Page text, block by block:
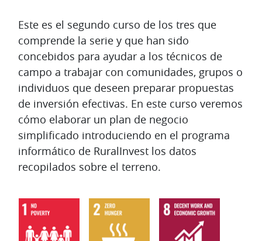
Diagrama de temas
Este es el segundo curso de los tres que
comprende la serie y que han sido
concebidos para ayudar a los técnicos de
campo a trabajar con comunidades, grupos o
individuos que deseen preparar propuestas
de inversión efectivas. En este curso veremos
cómo elaborar un plan de negocio
simplificado introduciendo en el programa
informático de RuralInvest los datos
recopilados sobre el terreno.